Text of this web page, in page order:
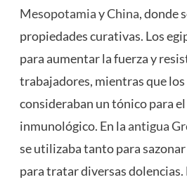
MesopotamiayChina, donde
propiedades curativas. Los
para aumentar la fuerza y
trabajadores, mientras que
consideraban un tónico para
inmunológico. En la antigua
se utilizaba tanto para
para tratar diversas dolencias.